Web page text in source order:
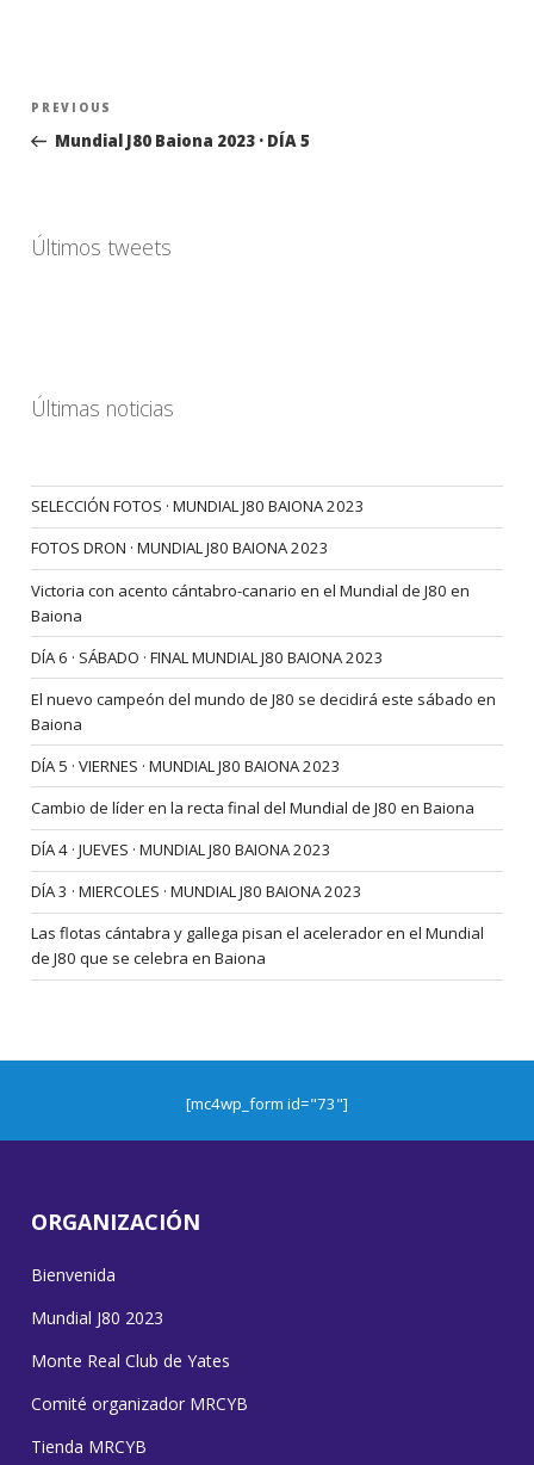
Navegación
entradas
Previous
Post
PREVIOUS
Mundial J80 Baiona 2023 · DÍA 5
Últimos tweets
Últimas noticias
SELECCIÓN FOTOS · MUNDIAL J80 BAIONA 2023
FOTOS DRON · MUNDIAL J80 BAIONA 2023
Victoria con acento cántabro-canario en el Mundial de J80 en
Baiona
DÍA 6 · SÁBADO · FINAL MUNDIAL J80 BAIONA 2023
El nuevo campeón del mundo de J80 se decidirá este sábado en
Baiona
DÍA 5 · VIERNES · MUNDIAL J80 BAIONA 2023
Cambio de líder en la recta final del Mundial de J80 en Baiona
DÍA 4 · JUEVES · MUNDIAL J80 BAIONA 2023
DÍA 3 · MIERCOLES · MUNDIAL J80 BAIONA 2023
Las flotas cántabra y gallega pisan el acelerador en el Mundial
de J80 que se celebra en Baiona
[mc4wp_form id="73"]
ORGANIZACIÓN
Bienvenida
Mundial J80 2023
Monte Real Club de Yates
Comité organizador MRCYB
Tienda MRCYB